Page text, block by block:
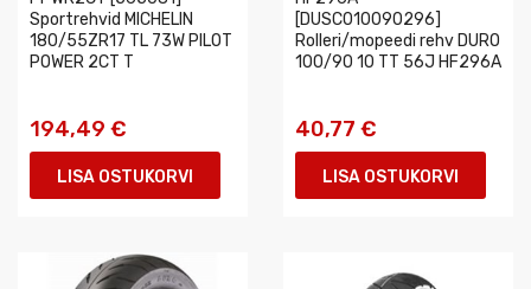
Sportrehvid MICHELIN
180/55ZR17 TL 73W PILOT
POWER 2CT T
194,49 €
LISA OSTUKORVI
[DUSC010090296]
Rolleri/mopeedi rehv DURO
100/90 10 TT 56J HF296A
40,77 €
LISA OSTUKORVI